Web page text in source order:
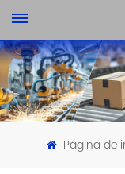
Página de